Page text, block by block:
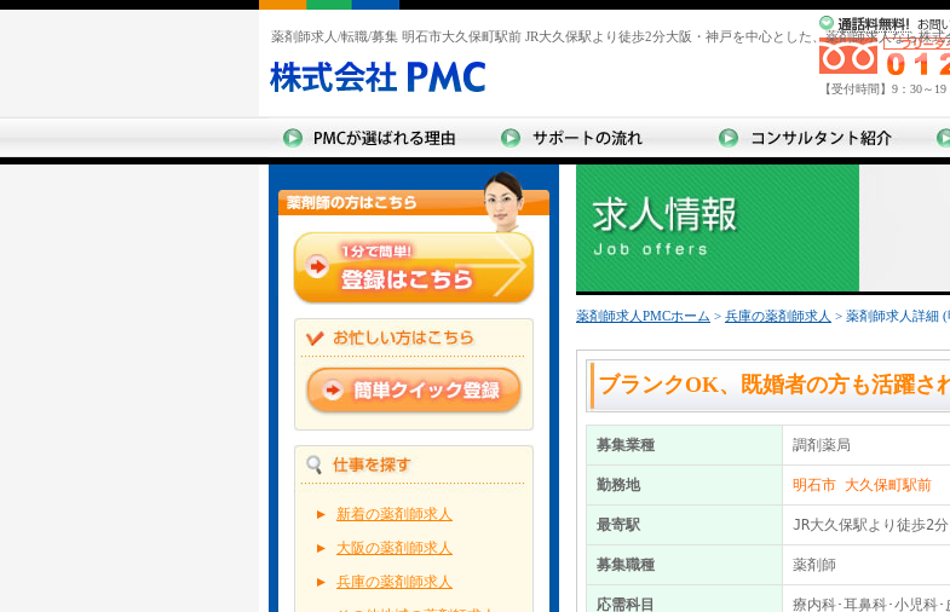
薬剤師求人/転職/募集 明石市大久保町駅前 JR大久保駅より徒歩2分大阪・神戸を中心とした、薬剤師求人なら株式
【受付時間】9：30～
新着の薬剤師求人
大阪の薬剤師求人
兵庫の薬剤師求人
薬剤師求人PMCホーム > 兵庫の薬剤師求人 > 薬剤師求人詳細
ブランクOK、既婚者の方も活躍さ
募集業種 調剤薬局
勤務地 明石市 大久保町駅前
最寄駅 JR大久保駅より徒歩2分
募集職種 薬剤師
応需科目 療内科･耳鼻科･小児科･